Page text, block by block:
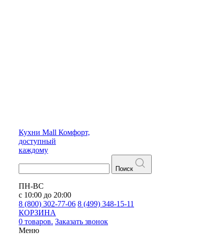
Кухни Mall Комфорт,
доступный
каждому
Поиск
ПН-ВС
с 10:00 до 20:00
8 (800) 302-77-06 8 (499) 348-15-11
КОРЗИНА
0 товаров. Заказать звонок
Меню